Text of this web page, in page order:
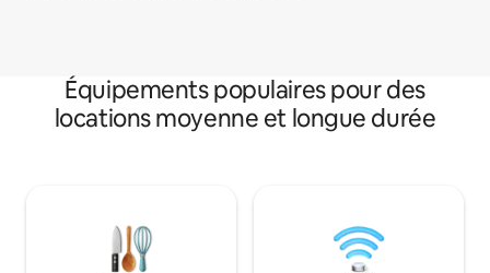
Équipements populaires pour des
locations moyenne et longue durée